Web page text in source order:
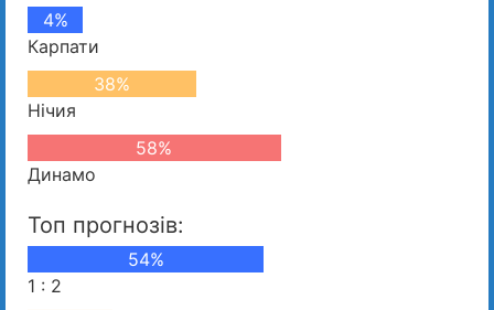
4%
Карпати
38%
Нічия
58%
Динамо
Топ прогнозів:
54%
1 : 2